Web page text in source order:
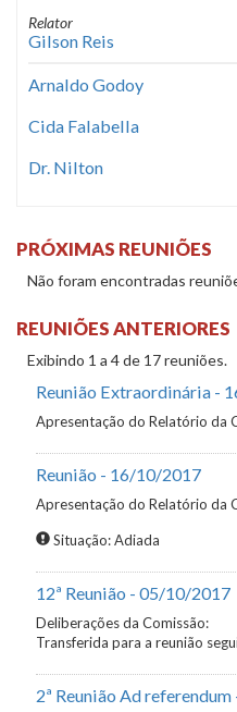
Relator
Gilson Reis
Arnaldo Godoy
Cida Falabella
Dr. Nilton
PRÓXIMAS REUNIÕES
Não foram encontradas
REUNIÕES ANTERIORES
Exibindo 1 a 4 de 17 reuniões.
Reunião Extraordinária -
Apresentação do Relatório da
Reunião - 16/10/2017
Apresentação do Relatório da
Situação: Adiada
12ª Reunião - 05/10/2017
Deliberações da Comissão:
Transferida para a reunião
2ª Reunião Ad